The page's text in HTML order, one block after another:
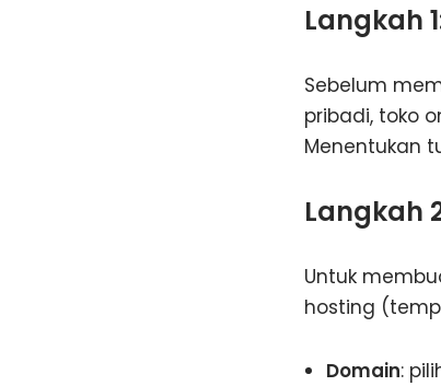
Langkah
Sebelum
pribadi, toko
Menentukan
Langkah
Untuk
hosting
Domain: